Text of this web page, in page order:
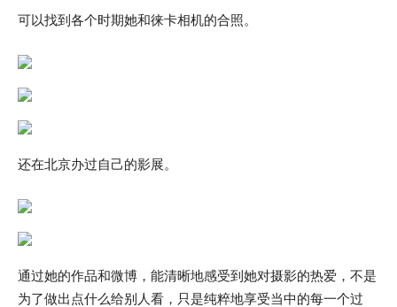
可以找到各个时期她和徕卡相机的合照。
还在北京办过自己的影展。
通过她的作品和微博，能清晰地感受到她对摄影的热爱，不是
为了做出点什么给别人看，只是纯粹地享受当中的每一个过